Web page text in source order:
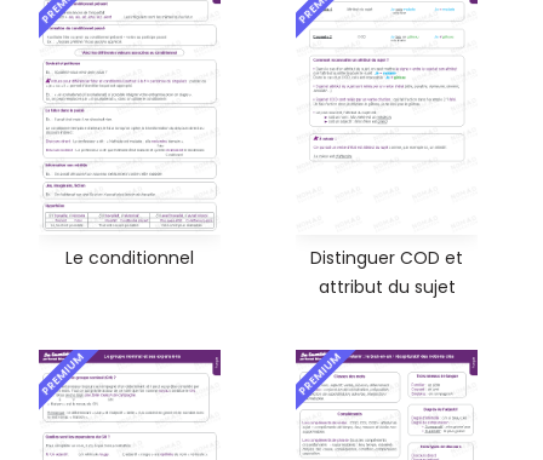
Le conditionnel
Distinguer COD et
attribut du sujet
PREMIUM PREMIUM